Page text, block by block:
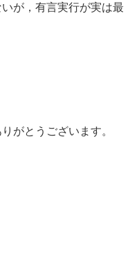
が，有言実行が実は最
がとうございます。